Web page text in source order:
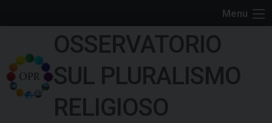
k
Menu
OSSERVATORIO
SUL PLURALISMO
RELIGIOSO